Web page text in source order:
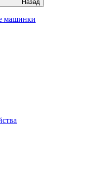
Назад
машинки